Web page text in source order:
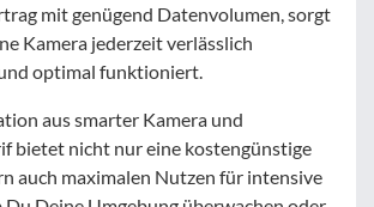
mit genügend Datenvolumen, sorgt
Kamera jederzeit verlässlich
optimal funktioniert.
aus smarter Kamera und
bietet nicht nur eine kostengünstige
auch maximalen Nutzen für intensive